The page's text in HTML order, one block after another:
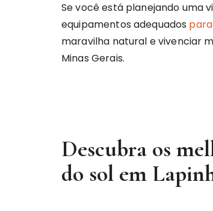
Se você está planejando uma
equipamentos adequados
maravilha natural e vivenciar
Minas Gerais.
Descubra os
do sol em